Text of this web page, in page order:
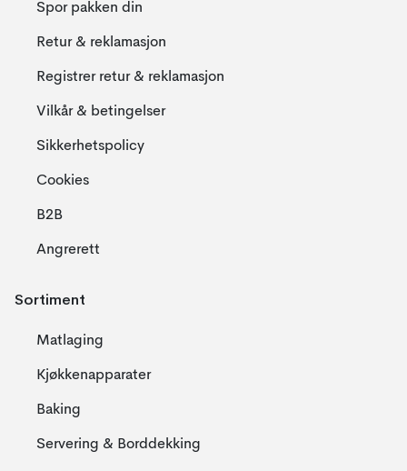
Spor pakken din
Retur & reklamasjon
Registrer retur & reklamasjon
Vilkår & betingelser
Sikkerhetspolicy
Cookies
B2B
Angrerett
Sortiment
Matlaging
Kjøkkenapparater
Baking
Servering & Borddekking